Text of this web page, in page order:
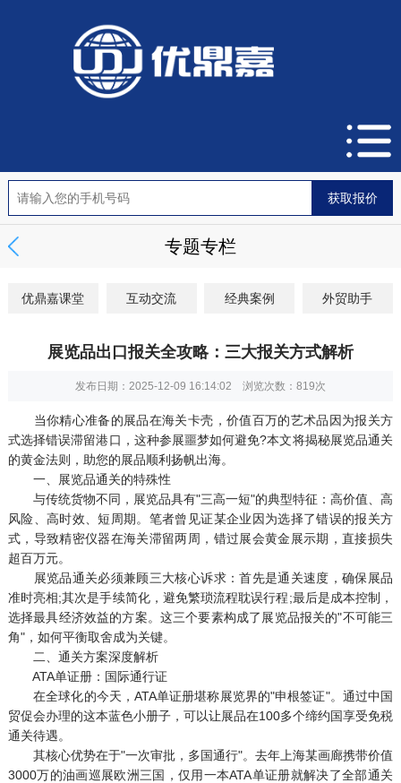
专题专栏
优鼎嘉课堂 互动交流 经典案例 外贸助手
展览品出口报关全攻略：三大报关方式解析
发布日期：2025-12-09 16:14:02 浏览次数： 819次
当你精心准备的展品在海关卡壳，价值百万的艺术品因为报关方
式选择错误滞留港口，这种参展噩梦如何避免?本文将揭秘展览品通关
的黄金法则，助您的展品顺利扬帆出海。
一、展览品通关的特殊性
与传统货物不同，展览品具有"三高一短"的典型特征：高价值、高
风险、高时效、短周期。笔者曾见证某企业因为选择了错误的报关方
式，导致精密仪器在海关滞留两周，错过展会黄金展示期，直接损失
超百万元。
展览品通关必须兼顾三大核心诉求：首先是通关速度，确保展品
准时亮相;其次是手续简化，避免繁琐流程耽误行程;最后是成本控制，
选择最具经济效益的方案。这三个要素构成了展览品报关的"不可能三
角"，如何平衡取舍成为关键。
二、通关方案深度解析
ATA单证册：国际通行证
在全球化的今天，ATA单证册堪称展览界的"申根签证"。通过中国
贸促会办理的这本蓝色小册子，可以让展品在100多个缔约国享受免税
通关待遇。
其核心优势在于"一次审批，多国通行"。去年上海某画廊携带价值
3000万的油画巡展欧洲三国，仅用一本ATA单证册就解决了全部通关